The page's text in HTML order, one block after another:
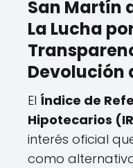
San Martín
La Lucha
Devolución
El Índice de
Hipotecarios
interés oficial
como